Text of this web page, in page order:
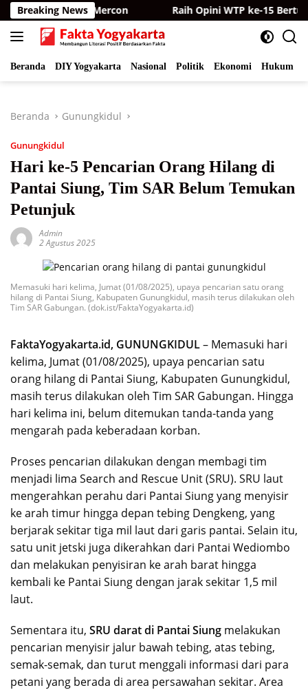
Langsung
ke
konten
Breaking News
dan Bagikan Mercon Raih Opini WTP ke-15 Berturut-
Beranda DIY Yogyakarta Nasional Politik Ekonomi Hukum
Beranda Gunungkidul
Gunungkidul
Hari ke-5 Pencarian Orang Hilang di
Pantai Siung, Tim SAR Belum Temukan
Petunjuk
Admin
2 Agustus 2025
Memasuki hari kelima, Jumat (01/08/2025), upaya pencarian satu orang
hilang di Pantai Siung, Kabupaten Gunungkidul, masih terus dilakukan oleh
Tim SAR Gabungan. (dok.ist/FaktaYogyakarta.id)
FaktaYogyakarta.id, GUNUNGKIDUL– Memasuki hari
kelima, Jumat (01/08/2025), upaya pencarian satu
orang hilang di Pantai Siung, Kabupaten Gunungkidul,
masih terus dilakukan oleh Tim SAR Gabungan. Hingga
hari kelima ini, belum ditemukan tanda-tanda yang
mengarah pada keberadaan korban.
Proses pencarian dilakukan dengan membagi tim
menjadi lima Search and Rescue Unit (SRU). SRU laut
mengerahkan perahu dari Pantai Siung yang menyisir
ke arah timur hingga depan tebing Dengkeng, yang
berjarak sekitar tiga mil laut dari garis pantai. Selain itu,
satu unit jetski juga dikerahkan dari Pantai Wediombo
dan melakukan penyisiran ke arah barat hingga
kembali ke Pantai Siung dengan jarak sekitar 1,5 mil
laut.
Sementara itu, SRU darat di Pantai Siung melakukan
pencarian menyisir jalur bawah tebing, atas tebing,
semak-semak, dan turut menggali informasi dari para
petani yang berada di area persawahan sekitar. Area